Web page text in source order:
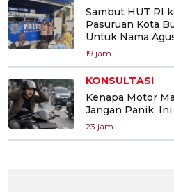
Sambut HUT RI
Pasuruan Kota
Untuk Nama
19 jam
KONSULTASI
Kenapa Motor
Jangan Panik,
23 jam